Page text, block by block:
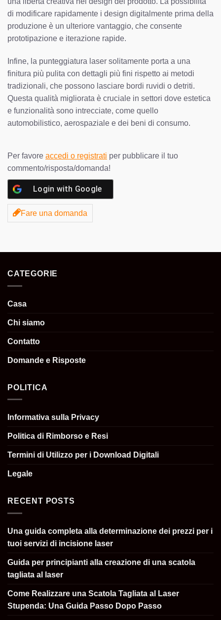
di modificare rapidamente i design digitalmente prima della
produzione è un ulteriore vantaggio, che consente
prototipazione e iterazione rapide.
Infine, la punteggiatura laser solitamente porta a una
finitura più pulita con dettagli più fini rispetto ai metodi
tradizionali, che possono lasciare bordi ruvidi o detriti.
Questa qualità migliorata è cruciale in settori dove estetica
e funzionalità sono intrecciate, come quello
automobilistico, aerospaziale e dei beni di consumo.
Per favore accedi o registrati per pubblicare il tuo
commento/risposta/domanda!
Login with Google
Fare una domanda
CATEGORIE
Casa
Chi siamo
Contatto
Domande e Risposte
POLITICA
Informativa sulla Privacy
Politica di Rimborso e Resi
Termini di Utilizzo per i Download Digitali
Legale
RECENT POSTS
Una guida completa alla determinazione dei prezzi per i
tuoi servizi di incisione laser
Guida per principianti alla creazione di una scatola
tagliata al laser
Come Realizzare una Scatola Tagliata al Laser
Stupenda: Una Guida Passo Dopo Passo